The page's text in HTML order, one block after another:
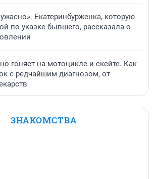
Екатеринбурженка, которую
по указке бывшего, рассказала о
гоняет на мотоцикле и скейте. Как
с редчайшим диагнозом, от
ЗНАКОМСТВА